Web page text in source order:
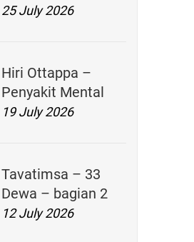
25 July 2026
Hiri Ottappa –
Penyakit Mental
19 July 2026
Tavatimsa – 33
Dewa – bagian 2
12 July 2026